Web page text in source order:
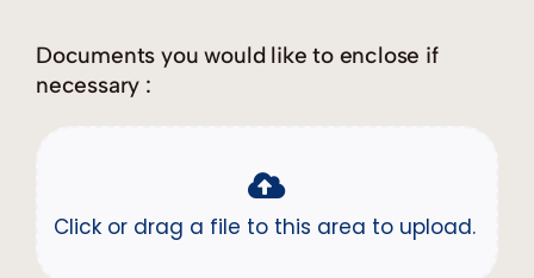
Documents you would like to enclose if
necessary :